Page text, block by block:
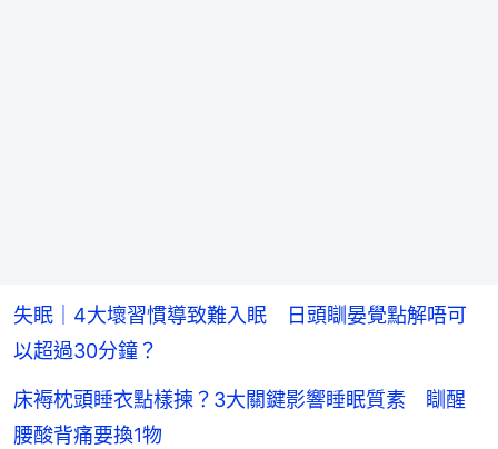
失眠｜4大壞習慣導致難入眠 日頭瞓晏覺點解唔可
以超過30分鐘？
床褥枕頭睡衣點樣揀？3大關鍵影響睡眠質素 瞓醒
腰酸背痛要換1物